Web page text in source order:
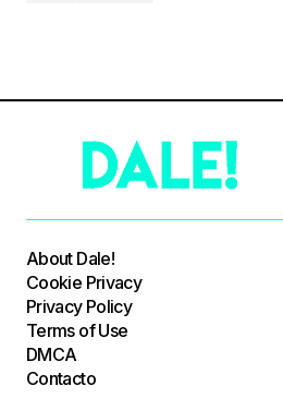
About Dale!
Cookie Privacy
Privacy Policy
Terms of Use
DMCA
Contacto